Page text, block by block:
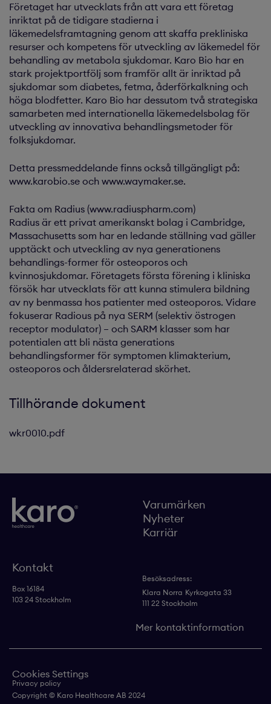
Företaget har utvecklats från att vara ett företag
inriktat på de tidigare stadierna i
läkemedelsframtagning genom att skaffa prekliniska
resurser och kompetens för utveckling av läkemedel för
behandling av metabola sjukdomar. Karo Bio har en
stark projektportfölj som framför allt är inriktad på
sjukdomar som diabetes, fetma, åderförkalkning och
höga blodfetter. Karo Bio har dessutom två strategiska
samarbeten med internationella läkemedelsbolag för
utveckling av innovativa behandlingsmetoder för
folksjukdomar.
Detta pressmeddelande finns också tillgängligt på:
www.karobio.se och www.waymaker.se.
Fakta om Radius (www.radiuspharm.com)
Radius är ett privat amerikanskt bolag i Cambridge,
Massachusetts som har en ledande ställning vad gäller
upptäckt och utveckling av nya generationens
behandlings-former för osteoporos och
kvinnosjukdomar. Företagets första förening i kliniska
försök har utvecklats för att kunna stimulera bildning
av ny benmassa hos patienter med osteoporos. Vidare
fokuserar Radious på nya SERM (selektiv östrogen
receptor modulator) – och SARM klasser som har
potentialen att bli nästa generations
behandlingsformer för symptomen klimakterium,
osteoporos och åldersrelaterad skörhet.
Tillhörande dokument
wkr0010.pdf
Varumärken
Nyheter
Karriär
Kontakt
Box 16184
103 24 Stockholm
Besöksadress:
Klara Norra Kyrkogata 33
111 22 Stockholm
Mer kontaktinformation
Cookies Settings
Privacy policy
Copyright © Karo Healthcare AB 2024